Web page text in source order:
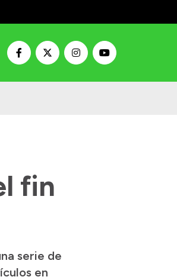
fin
serie de
en